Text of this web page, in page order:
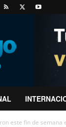
este fin de semana